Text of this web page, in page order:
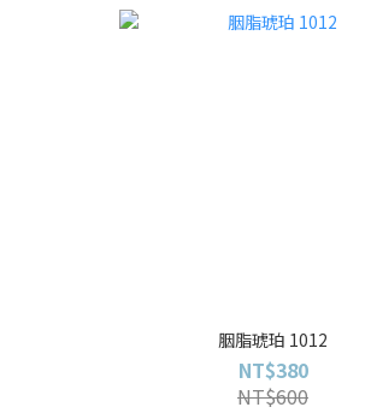
胭脂琥珀 1012
NT$380
NT$600